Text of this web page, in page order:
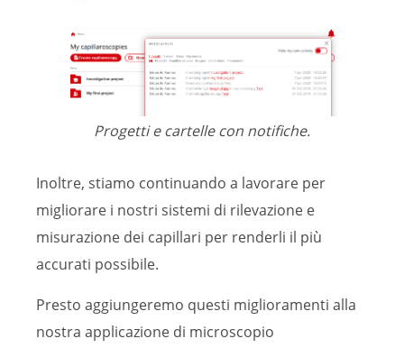
Progetti e cartelle con notifiche.
Inoltre, stiamo continuando a lavorare per
migliorare i nostri sistemi di rilevazione e
misurazione dei capillari per renderli il più
accurati possibile.
Presto aggiungeremo questi miglioramenti alla
nostra applicazione di microscopio